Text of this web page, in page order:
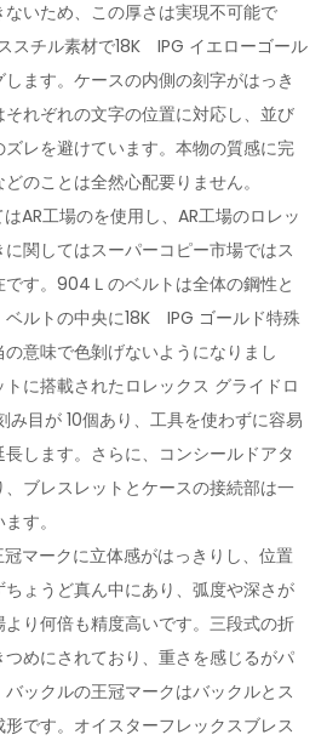
いため、この厚さは実現不可能で
スチル素材で18K IPG イエローゴール
ます。ケースの内側の刻字がはっき
れぞれの文字の位置に対応し、並び
レを避けています。本物の質感に完
のことは全然心配要りません。
はAR工場のを使用し、AR工場のロレッ
関してはスーパーコピー市場ではス
す。904Ｌのベルトは全体の鋼性と
ベルトの中央に18K IPG ゴールド特殊
意味で色剝げないようになりまし
に搭載されたロレックス グライドロ
目が 10個あり、工具を使わずに容易
します。さらに、コンシールドアタ
ブレスレットとケースの接続部は一
す。
マークに立体感がはっきりし、位置
ょうど真ん中にあり、弧度や深さが
り何倍も精度高いです。三段式の折
めにされており、重さを感じるがパ
ックルの王冠マークはバックルとス
です。オイスターフレックスブレス